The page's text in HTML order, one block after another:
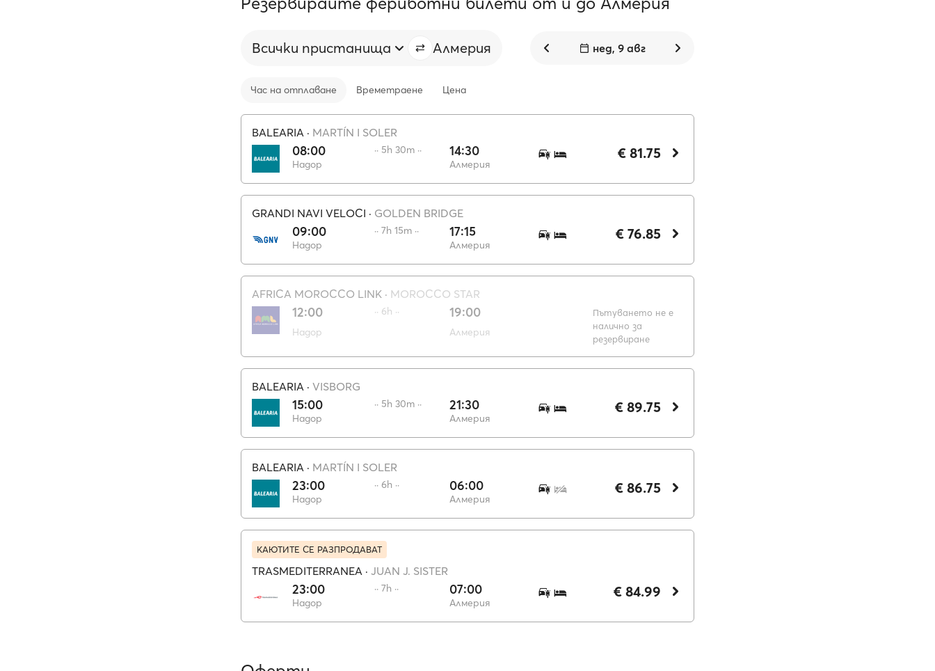
Всички пристанища Алмерия нед, 9 авг
Час на отплаване Времетраене Цена
BALEARIA · MARTÍN I SOLER
08:00
Надор
·· 5h 30m ·· 14:30
Алмерия
€ 81.75
GRANDI NAVI VELOCI · GOLDEN BRIDGE
09:00
Надор
·· 7h 15m ·· 17:15
Алмерия
€ 76.85
AFRICA MOROCCO LINK · MOROCCO STAR
12:00
Надор
·· 6h ·· 19:00
Алмерия
Пътуването не е
налично за
резервиране
BALEARIA · VISBORG
15:00
Надор
·· 5h 30m ·· 21:30
Алмерия
€ 89.75
BALEARIA · MARTÍN I SOLER
23:00
Надор
·· 6h ·· 06:00
Алмерия
€ 86.75
КАЮТИТЕ СЕ РАЗПРОДАВАТ
TRASMEDITERRANEA · JUAN J. SISTER
23:00
Надор
·· 7h ·· 07:00
Алмерия
€ 84.99